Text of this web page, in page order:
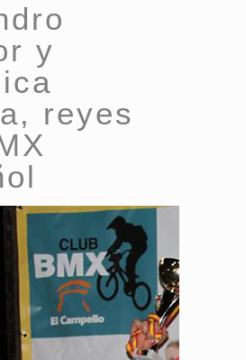
y
reyes